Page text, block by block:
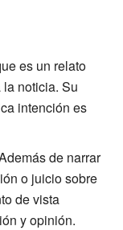
es un relato
noticia. Su
intención es
de narrar
o juicio sobre
de vista
y opinión.